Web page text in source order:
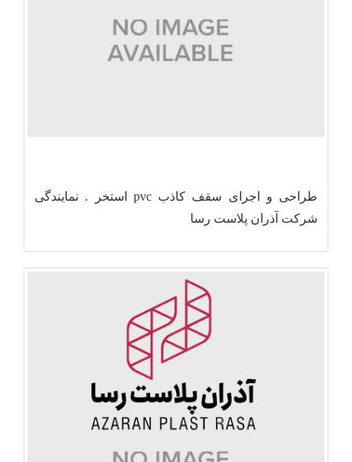
طراحی و اجرای سقف کاذب pvc استخر . نمایندگی
شرکت آذران پلاست رسا